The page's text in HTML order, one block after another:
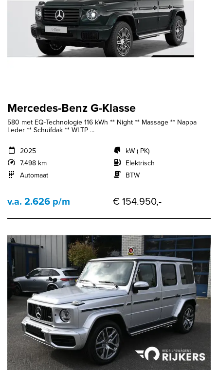
Mercedes-Benz G-Klasse
580 met EQ-Technologie 116 kWh ** Night ** Massage ** Nappa
Leder ** Schuifdak ** WLTP ...
2025
7.498 km
Automaat
kW ( PK)
Elektrisch
BTW
v.a. 2.626 p/m € 154.950,-